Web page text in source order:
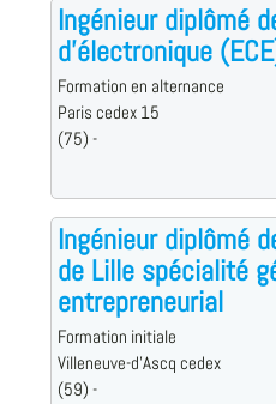
Ingénieur diplômé
d'électronique
Formation en alternance
Paris cedex 15
(75) -
Ingénieur diplômé
de Lille spécialité
entrepreneurial
Formation initiale
Villeneuve-d'Ascq cedex
(59) -